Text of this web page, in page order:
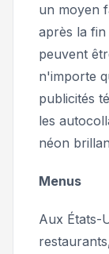
un moyen
après la fin
peuvent
n'importe
publicités
les
néon
Menus
Aux États-